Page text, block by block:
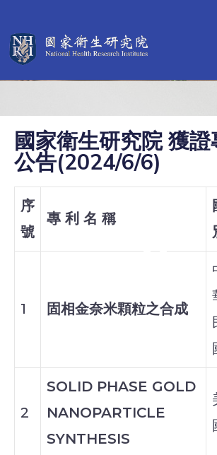
國家衛生研究院 獲證
公告(2024/6/6)
序
號
專 利 名 稱
1 固相金奈米顆粒之合成
2
SOLID PHASE GOLD
NANOPARTICLE
SYNTHESIS